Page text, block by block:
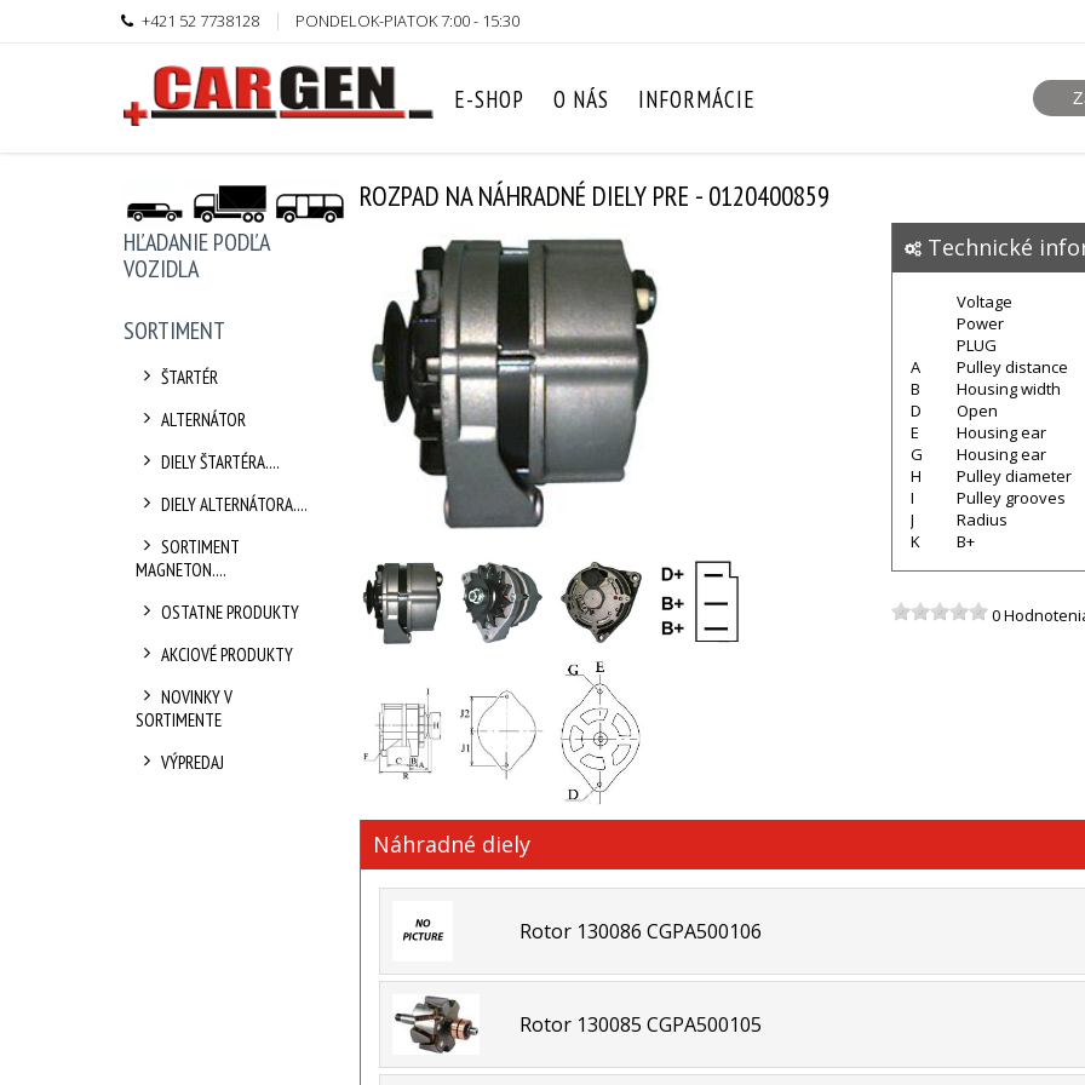
+421 52 7738128 PONDELOK-PIATOK 7:00 - 15:30
E-SHOP O NÁS INFORMÁCIE
HĽADANIE PODĽA
VOZIDLA
SORTIMENT
ŠTARTÉR
ALTERNÁTOR
DIELY ŠTARTÉRA....
DIELY ALTERNÁTORA....
SORTIMENT
MAGNETON....
OSTATNE PRODUKTY
AKCIOVÉ PRODUKTY
NOVINKY V
SORTIMENTE
VÝPREDAJ
ROZPAD NA NÁHRADNÉ DIELY PRE - 0120400859
Technické
Voltage
Power
PLUG
A
Pulley distance
B
Housing width
D
Open
E
Housing ear
G
Housing ear
H
Pulley diameter
I
Pulley grooves
J
Radius
K
B+
0
Náhradné diely
Rotor 130086 CGPA500106
Rotor 130085 CGPA500105